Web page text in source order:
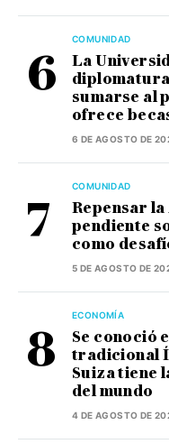
COMUNIDAD
La
sumarse al
ofrece
6 DE AGOSTO DE
COMUNIDAD
Repensar
pendiente
como
5 DE AGOSTO DE
ECONOMÍA
Se conoció
tradicional
Suiza tiene
del mundo
4 DE AGOSTO DE